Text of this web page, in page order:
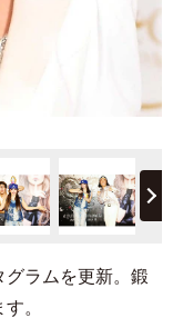
ラムを更新。鍛
。